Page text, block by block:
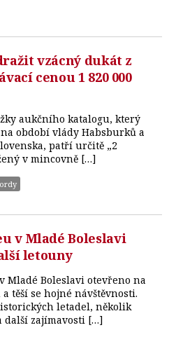
vzácný dukát z
cenou 1 820 000
aukčního katalogu, který
období vlády Habsburků a
patří určitě „2
v mincovně […]
v Mladé Boleslavi
letouny
Mladé Boleslavi otevřeno na
těší se hojné návštěvnosti.
letadel, několik
další zajímavosti […]